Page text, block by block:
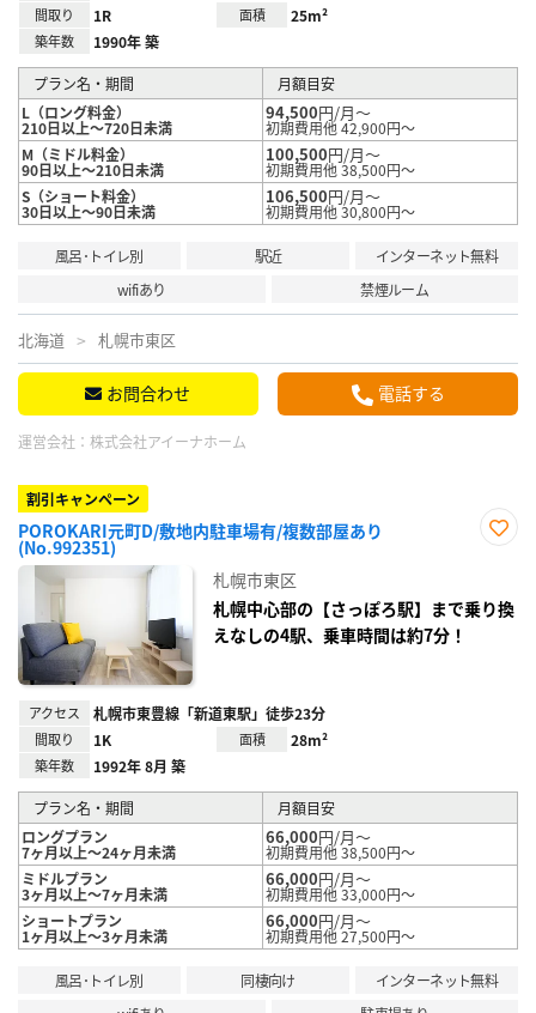
間取り 1R 面積 25m²
築年数 1990年 築
プラン名・期間
月額目安
L（ロング料金）
210日以上～720日未満
94,500円/月～
初期費用他 42,900円～
M（ミドル料金）
90日以上～210日未満
100,500円/月～
初期費用他 38,500円～
S（ショート料金）
30日以上～90日未満
106,500円/月～
初期費用他 30,800円～
風呂･トイレ別 駅近
インターネット無料
wifiあり
禁煙ルーム
北海道 札幌市東区
お問合わせ 電話する
運営会社： 株式会社アイーナホーム
割引キャンペーン
POROKARI元町D/敷地内駐車場有/複数部屋あり
(No.992351)
録
札幌市東区
札幌中心部の【さっぽろ駅】まで乗り換
えなしの4駅、乗車時間は約7分！
アクセス 札幌市東豊線「新道東駅」徒歩23分
間取り 1K 面積 28m²
築年数 1992年 8月 築
プラン名・期間
月額目安
ロングプラン
7ヶ月以上～24ヶ月未満
66,000円/月～
初期費用他 38,500円～
ミドルプラン
3ヶ月以上～7ヶ月未満
66,000円/月～
初期費用他 33,000円～
ショートプラン
1ヶ月以上～3ヶ月未満
66,000円/月～
初期費用他 27,500円～
風呂･トイレ別 同棲向け
インターネット無料